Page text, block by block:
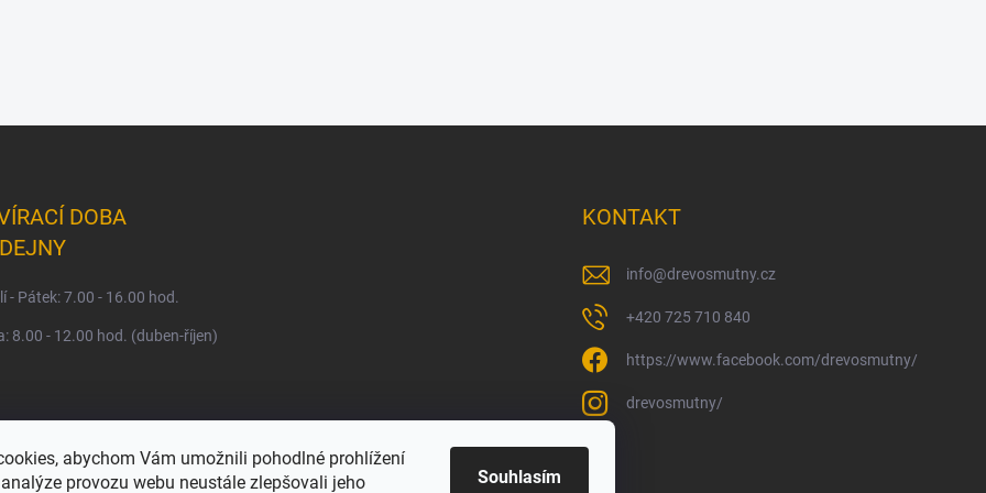
abychom Vám umožnili pohodlné prohlížení
provozu webu neustále zlepšovali jeho
Souhlasím
DOBA
- Pátek: 7.00 - 16.00 hod.
8.00 - 12.00 hod. (duben-říjen)
KONTAKT
info@drevosmutny.cz
+420 725 710 840
https://www.facebook.com/drevosmutny/
drevosmutny/